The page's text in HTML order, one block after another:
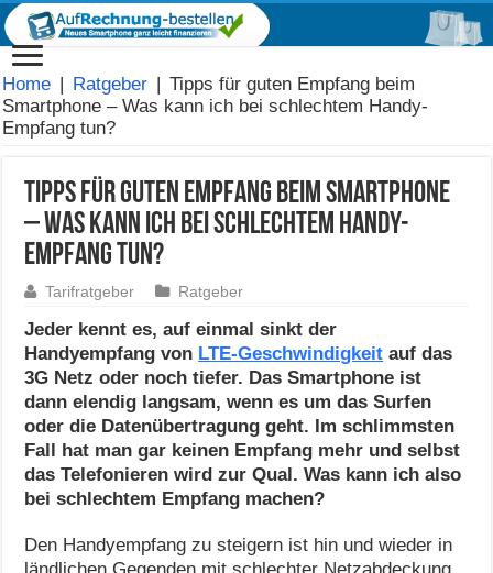
Home | Ratgeber | Tipps für guten Empfang beim
Smartphone – Was kann ich bei schlechtem Handy-
Empfang tun?
Tipps für guten Empfang beim Smartphone
– Was kann ich bei schlechtem Handy-
Empfang tun?
Tarifratgeber Ratgeber
Jeder kennt es, auf einmal sinkt der
Handyempfang von LTE-Geschwindigkeit auf das
3G Netz oder noch tiefer. Das Smartphone ist
dann elendig langsam, wenn es um das Surfen
oder die Datenübertragung geht. Im schlimmsten
Fall hat man gar keinen Empfang mehr und selbst
das Telefonieren wird zur Qual. Was kann ich also
bei schlechtem Empfang machen?
Den Handyempfang zu steigern ist hin und wieder in
ländlichen Gegenden mit schlechter Netzabdeckung